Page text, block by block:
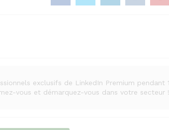
exclusifs de LinkedIn Premium pendant
vous et démarquez-vous dans votre secteur !